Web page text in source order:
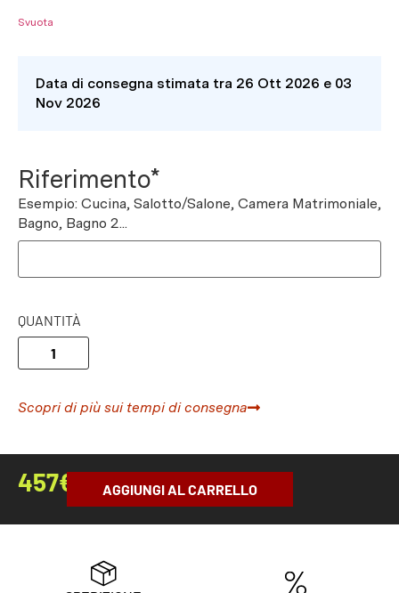
Svuota
Data di consegna stimata tra 26 Ott 2026 e 03
Nov 2026
Riferimento*
Esempio: Cucina, Salotto/Salone, Camera Matrimoniale,
Bagno, Bagno 2...
QUANTITÀ
Scopri di più sui tempi di consegna
457€ AGGIUNGI AL CARRELLO